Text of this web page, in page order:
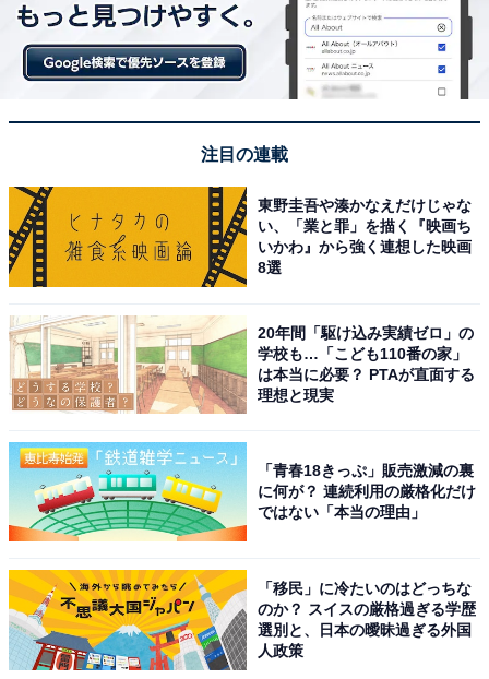
こちらもおすすめ
ネームバリューが高いと思う「大分の公立進学
校」ランキング！ 2位「大分舞鶴高等学校」を
1 2
注目の連載
東野圭吾や湊かなえだけじゃな
い、「業と罪」を描く『映画ち
いかわ』から強く連想した映画
8選
20年間「駆け込み実績ゼロ」の
学校も…「こども110番の家」
は本当に必要？ PTAが直面する
理想と現実
「青春18きっぷ」販売激減の裏
に何が？ 連続利用の厳格化だけ
ではない「本当の理由」
「移民」に冷たいのはどっちな
のか？ スイスの厳格過ぎる学歴
選別と、日本の曖昧過ぎる外国
人政策